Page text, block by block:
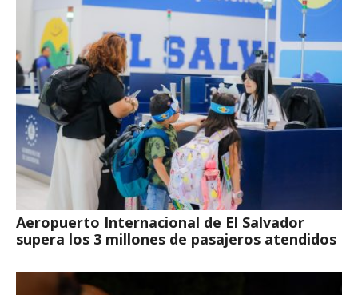
Aeropuerto Internacional de El Salvador
supera los 3 millones de pasajeros atendidos